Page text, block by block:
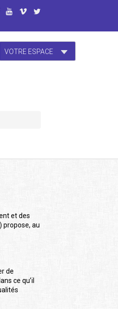
VOTRE ESPACE
et des
propose, au
de
ce qu’il